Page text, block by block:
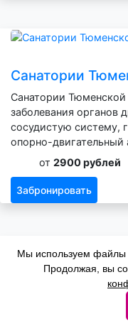
Санатории
Санатории Тюменской
заболевания органов
сосудистую систему,
опорно-двигательный
от 2900 рублей
Забронировать
Санатории
Санатории
органы дыхания,
Мы используем файлы
Продолжая, вы